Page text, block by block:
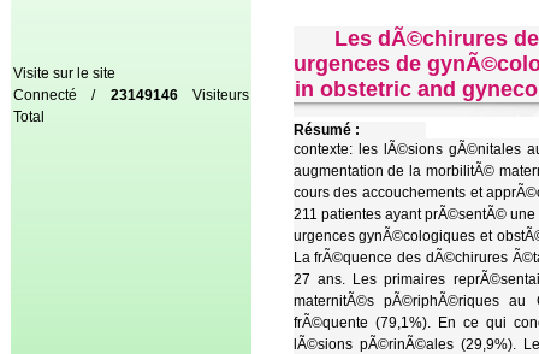
Visite sur le site
Connecté / 23149146Visiteurs
Total
Les dÃ©chirures
urgences de
in obstetric and
Résumé :
contexte: les lÃ©sions gÃ©nitales
augmentation de la morbilitÃ©
cours des accouchements et
211 patientes ayant prÃ©sentÃ©
urgences gynÃ©cologiques et
La frÃ©quence des dÃ©chirures
27 ans. Les primaires
maternitÃ©s pÃ©riphÃ©riques
frÃ©quente (79,1%). En ce qui
lÃ©sions pÃ©rinÃ©ales (29,9%).